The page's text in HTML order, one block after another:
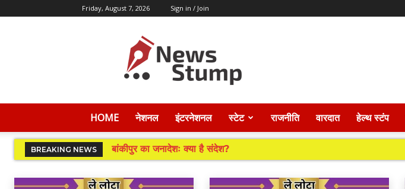
Friday, August 7, 2026 Sign in / Join
Stump
HOME नेशनल इंटरनेशनल स्टेट राजनीति वारदात हेल्थ स्टंप
BREAKING NEWS बांकीपुर का जनादेशः क्या है संदेश?